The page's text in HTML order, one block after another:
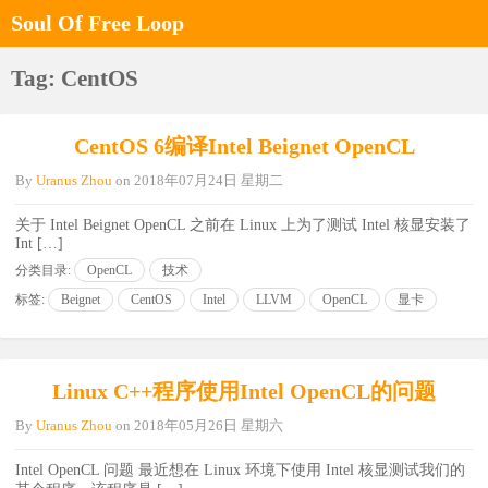
Soul Of Free Loop
Tag: CentOS
CentOS 6编译Intel Beignet OpenCL
By Uranus Zhou on 2018年07月24日 星期二
关于 Intel Beignet OpenCL 之前在 Linux 上为了测试 Intel 核显安装了
Int […]
分类目录: OpenCL
技术
标签:
Beignet CentOS Intel LLVM OpenCL 显卡
Linux C++程序使用Intel OpenCL的问题
By Uranus Zhou on 2018年05月26日 星期六
Intel OpenCL 问题 最近想在 Linux 环境下使用 Intel 核显测试我们的